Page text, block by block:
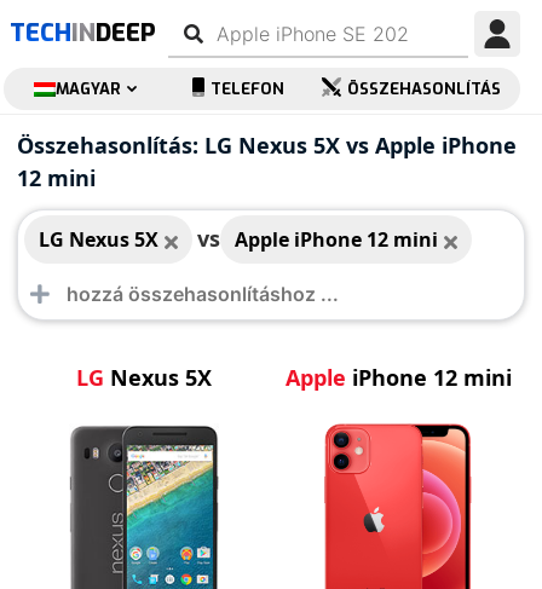
TECHINDEEP
MAGYAR TELEFON ÖSSZEHASONLÍTÁS
Összehasonlítás: LG Nexus 5X vs Apple iPhone
12 mini
LG Nexus 5X vs Apple iPhone 12 mini
LG Nexus 5X
LG Nexus 5X
Apple iPhone 12 mini
Apple iPhone 12 mini